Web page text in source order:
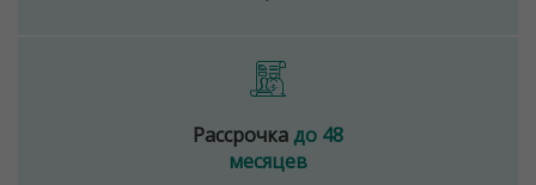
Рассрочкадо 48
месяцев